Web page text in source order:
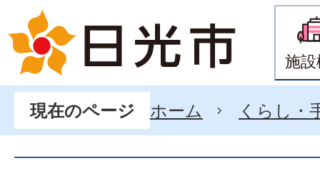
施
現在のページ ホーム くらし・